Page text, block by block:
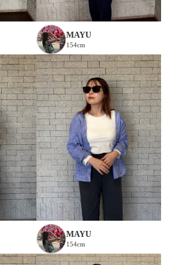
MAYU
154cm
MAYU
154cm